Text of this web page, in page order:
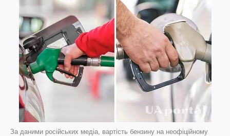
За даними російських медіа, вартість бензину на неофіційному